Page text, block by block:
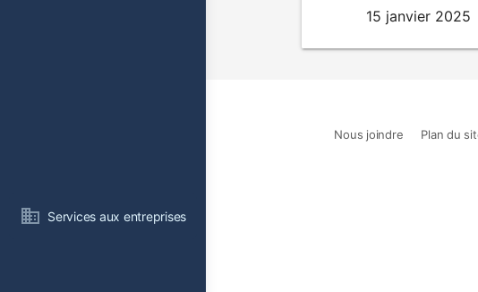
Services aux entreprises
15 janvier 2025
Nous joindre Plan du